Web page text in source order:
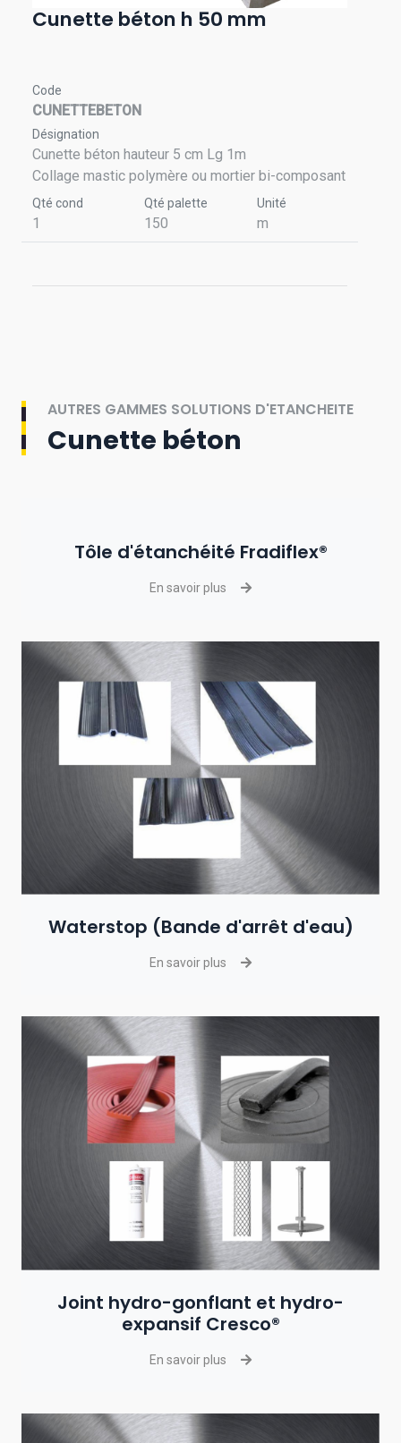
Cunette béton h 50 mm
Code
CUNETTEBETON
Désignation
Cunette béton hauteur 5 cm Lg 1m
Collage mastic polymère ou mortier bi-composant
Qté cond
1
Qté palette
150
Unité
m
AUTRES GAMMES SOLUTIONS D'ETANCHEITE
Cunette béton
Tôle d'étanchéité Fradiflex®
En savoir plus
Waterstop (Bande d'arrêt d'eau)
En savoir plus
Joint hydro-gonflant et hydro-
expansif Cresco®
En savoir plus